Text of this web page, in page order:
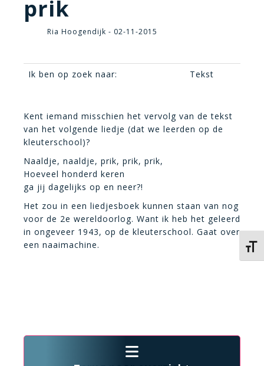
prik
Ria Hoogendijk - 02-11-2015
Ik ben op zoek naar: Tekst
Kent iemand misschien het vervolg van de tekst
van het volgende liedje (dat we leerden op de
kleuterschool)?
Naaldje, naaldje, prik, prik, prik,
Hoeveel honderd keren
ga jij dagelijks op en neer?!
Het zou in een liedjesboek kunnen staan van nog
voor de 2e wereldoorlog. Want ik heb het geleerd
in ongeveer 1943, op de kleuterschool. Gaat over
een naaimachine.